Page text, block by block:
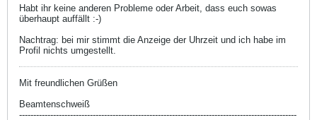
Habt ihr keine anderen Probleme oder Arbeit, dass euch sowas
überhaupt auffällt :-)
Nachtrag: bei mir stimmt die Anzeige der Uhrzeit und ich habe im
Profil nichts umgestellt.
Mit freundlichen Grüßen
Beamtenschweiß
--------------------------------------------------------------------------------------------------